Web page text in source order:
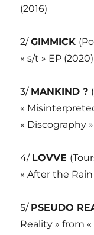
(2016)
2/GIMMICK
« s/t » EP (2020)
3/ MANKIND ?
«
« Discography »
4/ LOVVE
« After the Rain
5/ PSEUDO
Reality » from